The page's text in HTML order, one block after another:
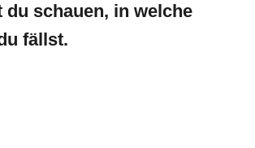
du schauen, in welche
fällst.